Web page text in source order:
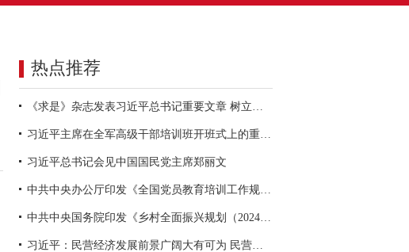
热点推荐
《求是》杂志发表习近平总书记重要文章 树立和践行正确政绩观
习近平主席在全军高级干部培训班开班式上的重要讲话引领全军开展思想整风、深化政治整训
习近平总书记会见中国国民党主席郑丽文
中共中央办公厅印发《全国党员教育培训工作规划（2024－2028年）》
中共中央国务院印发《乡村全面振兴规划（2024—2027年）》
习近平：民营经济发展前景广阔大有可为 民营企业和民营企业家大显身手正当其时